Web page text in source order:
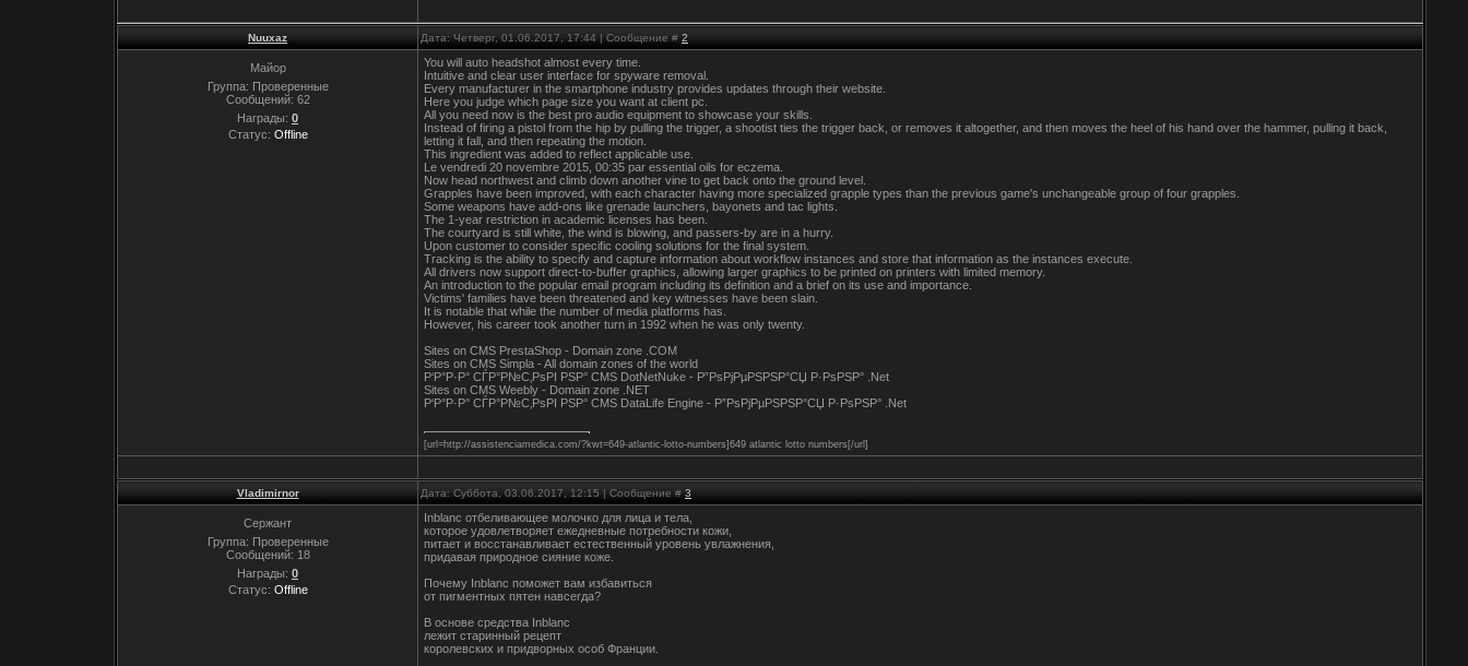
Nuuxaz Дата: Четверг, 01.06.2017, 17:44 | Сообщение # 2
Майор
Группа: Проверенные
Сообщений: 62
Награды: 0
Статус: Offline
You will auto headshot almost every time.
Intuitive and clear user interface for spyware removal.
Every manufacturer in the smartphone industry provides updates through their website.
Here you judge which page size you want at client pc.
All you need now is the best pro audio equipment to showcase your skills.
Instead of firing a pistol from the hip by pulling the trigger, a shootist ties the trigger back, or removes it altogether, and then moves the heel of his hand over the hammer, pulling it back,
letting it fall, and then repeating the motion.
This ingredient was added to reflect applicable use.
Le vendredi 20 novembre 2015, 00:35 par essential oils for eczema.
Now head northwest and climb down another vine to get back onto the ground level.
Grapples have been improved, with each character having more specialized grapple types than the previous game's unchangeable group of four grapples.
Some weapons have add-ons like grenade launchers, bayonets and tac lights.
The 1-year restriction in academic licenses has been.
The courtyard is still white, the wind is blowing, and passers-by are in a hurry.
Upon customer to consider specific cooling solutions for the final system.
Tracking is the ability to specify and capture information about workflow instances and store that information as the instances execute.
All drivers now support direct-to-buffer graphics, allowing larger graphics to be printed on printers with limited memory.
An introduction to the popular email program including its definition and a brief on its use and importance.
Victims' families have been threatened and key witnesses have been slain.
It is notable that while the number of media platforms has.
However, his career took another turn in 1992 when he was only twenty.
Sites on CMS PrestaShop - Domain zone .COM
Sites on CMS Simpla - All domain zones of the world
Р‘Р°Р·Р° СЃР°Р№С‚РѕРІ РЅР° CMS DotNetNuke - Р”РѕРјРµРЅРЅР°СЏ Р·РѕРЅР° .Net
Sites on CMS Weebly - Domain zone .NET
Р‘Р°Р·Р° СЃР°Р№С‚РѕРІ РЅР° CMS DataLife Engine - Р”РѕРјРµРЅРЅР°СЏ Р·РѕРЅР° .Net
[url=http://assistenciamedica.com/?kwt=649-atlantic-lotto-numbers]649 atlantic lotto numbers[/url]
Vladimirnor Дата: Суббота, 03.06.2017, 12:15 | Сообщение # 3
Сержант
Группа: Проверенные
Сообщений: 18
Награды: 0
Статус: Offline
Inblanc отбеливающее молочко для лица и тела,
которое удовлетворяет ежедневные потребности кожи,
питает и восстанавливает естественный уровень увлажнения,
придавая природное сияние коже.
Почему Inblanc поможет вам избавиться
от пигментных пятен навсегда?
В основе средства Inblanc
лежит старинный рецепт
королевских и придворных особ Франции.